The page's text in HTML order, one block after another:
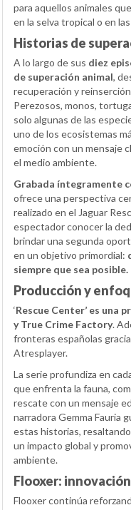
para aquellos animales
en la selva tropical o en
Historias de
A lo largo de sus diez
de superación animal,
recuperación y
Perezosos, monos,
solo algunas de las
uno de los ecosistemas
emoción con un mensaje
el medio ambiente.
Grabada íntegramente
ofrece una perspectiva
realizado en el Jaguar
espectador conocer la
brindar una segunda
en un objetivo primordial:
siempre que sea posible.
Producción y
‘Rescue Center’ es una
y True Crime Factory.
fronteras españolas
Atresplayer.
La serie profundiza en
que enfrenta la fauna,
rescate con un mensaje
narradora Gemma Fauria
estas historias,
un impacto global y
ambiente.
Flooxer:
Flooxer continúa